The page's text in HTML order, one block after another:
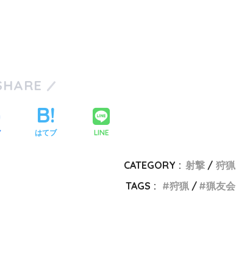
はてブ LINE
CATEGORY : 射撃
狩猟
TAGS :
狩猟 猟友会